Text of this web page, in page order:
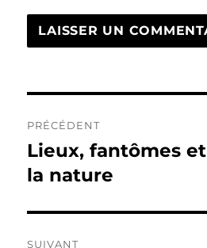
de
l’article
PRÉCÉDENT
Publication
précédente :
Lieux, fantômes
la nature
SUIVANT